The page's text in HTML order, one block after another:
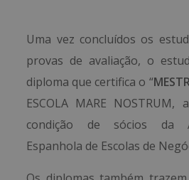
Uma vez concluídos os
provas de avaliação, o
diploma que certifica o “
ESCOLA MARE NOSTRUM,
condição de sócios da
Espanhola de Escolas de